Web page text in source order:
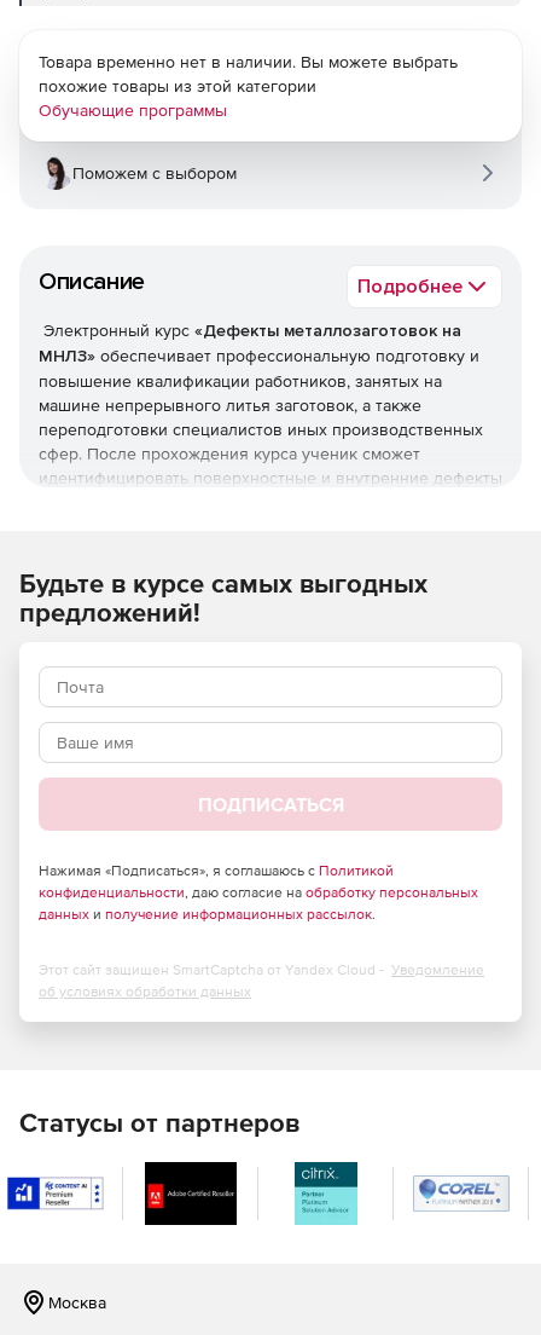
Описание Подробнее
Электронный курс «Дефекты металлозаготовок на
МНЛЗ» обеспечивает профессиональную подготовку и
повышение квалификации работников, занятых на
машине непрерывного литья заготовок, а также
переподготовки специалистов иных производственных
сфер. После прохождения курса ученик сможет
идентифицировать поверхностные и внутренние дефекты
Особенности обучения:
Электронный курс состоит из 4-х разделов.
Каждый раздел электронного курса представлен в
виде слайдов, содержащих теоретическую
информацию, методические материалы, а также
интерактивные элементы и тестовые вопросы для
обеспечения обратной связи с обучающимся. ·
После изучения курса обучающийся проходит
Товара временно нет в наличии. Вы можете выбрать
похожие товары из этой категории
Обучающие программы
Поможем с выбором
Будьте в курсе самых выгодных
предложений!
ПОДПИСАТЬСЯ
Нажимая «Подписаться», я соглашаюсь с Политикой
конфиденциальности, даю согласие на обработку персональных
данных и получение информационных рассылок.
Этот сайт защищен SmartCaptcha от Yandex Cloud - Уведомление
об условиях обработки данных
Статусы от партнеров
Москва